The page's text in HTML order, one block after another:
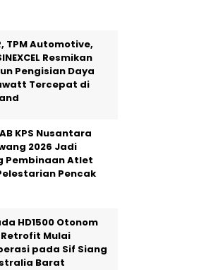
TPM Automotive,
Resmikan
Pengisian Daya
Tercepat di
KPS Nusantara
2026 Jadi
Pembinaan Atlet
Pencak
HD1500 Otonom
Retrofit Mulai
pada Sif Siang
Barat